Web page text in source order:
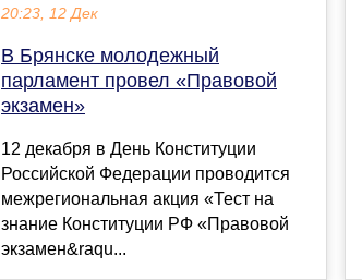
20:23, 12 Дек
В Брянске молодежный
парламент провел «Правовой
экзамен»
12 декабря в День Конституции
Российской Федерации проводится
межрегиональная акция «Тест на
знание Конституции РФ «Правовой
экзамен&raqu...